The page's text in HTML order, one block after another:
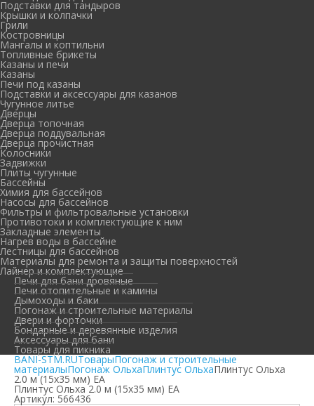
Подставки для тандыров
Крышки и колпачки
Грили
Костровницы
Мангалы и коптильни
Топливные брикеты
Казаны и печи
Казаны
Печи под казаны
Подставки и аксессуары для казанов
Чугунное литье
Дверцы
Дверца топочная
Дверца поддувальная
Дверца прочистная
Колосники
Задвижки
Плиты чугунные
Бассейны
Химия для бассейнов
Насосы для бассейнов
Фильтры и фильтровальные установки
Противотоки и комплектующие к ним
Закладные элементы
Нагрев воды в бассейне
Лестницы для бассейнов
Материалы для ремонта и защиты поверхностей
Лайнер и комплектующие
Печи для бани дровяные
Печи отопительные и камины
Дымоходы и баки
Погонаж и строительные материалы
Двери и форточки
Бондарные и деревянные изделия
Аксессуары для бани
Товары для пикника
BANI-STM.RUТоварыПогонаж и строительные
материалыПогонаж ОльхаПлинтус ОльхаПлинтус Ольха
2.0 м (15х35 мм) ЕА
Плинтус Ольха 2.0 м (15х35 мм) ЕА
Артикул: 566436